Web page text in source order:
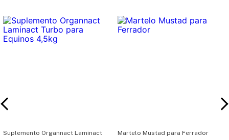
Suplemento Organnact Laminact
Martelo Mustad para Ferrador